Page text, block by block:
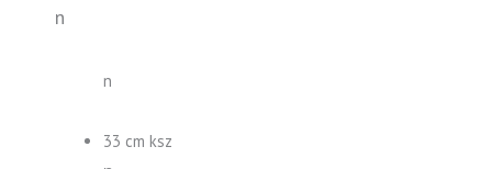
n
n
33 cm ksz